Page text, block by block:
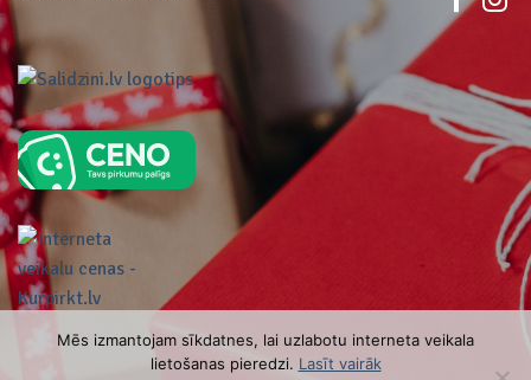
Mēs izmantojam sīkdatnes, lai uzlabotu interneta veikala
lietošanas pieredzi. Lasīt vairāk